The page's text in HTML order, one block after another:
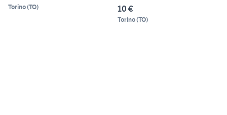
Torino(TO) 10 €
Torino(TO)